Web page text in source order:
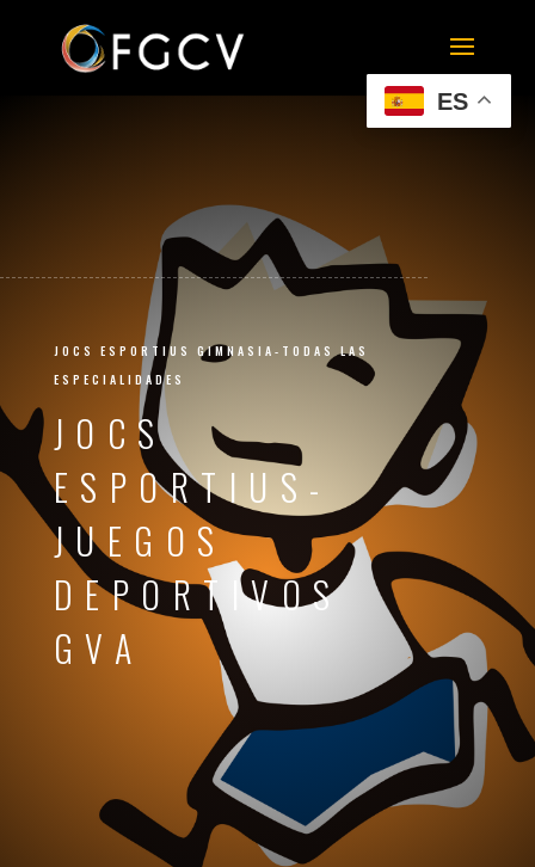
JOCS ESPORTIUS GIMNASIA-TODAS LAS
ESPECIALIDADES
JOCS
ESPORTIUS-
JUEGOS
DEPORTIVOS
GVA
ES